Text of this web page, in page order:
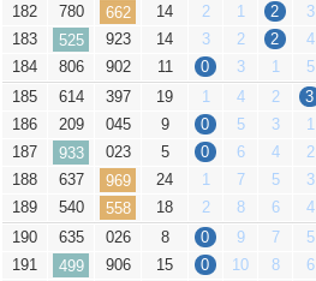
182 780 662 14 2 1 2 3
183 525 923 14 3 2 2 4
184 806 902 11 0 3 1 5
185 614 397 19 1 4 2 3
186 209 045 9 0 5 3 1
187 933 023 5 0 6 4 2
188 637 969 24 1 7 5 3
189 540 558 18 2 8 6 4
190 635 026 8 0 9 7 5
191 499 906 15 0 10 8 6